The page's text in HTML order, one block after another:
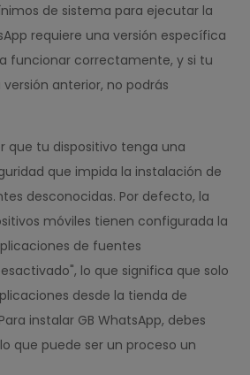
de sistema para ejecutar la
requiere una versión específica
funcionar correctamente, y si tu
anterior, no podrás
que tu dispositivo tenga una
que impida la instalación de
desconocidas. Por defecto, la
móviles tienen configurada la
de fuentes
lo que significa que solo
desde la tienda de
instalar GB WhatsApp, debes
que puede ser un proceso un